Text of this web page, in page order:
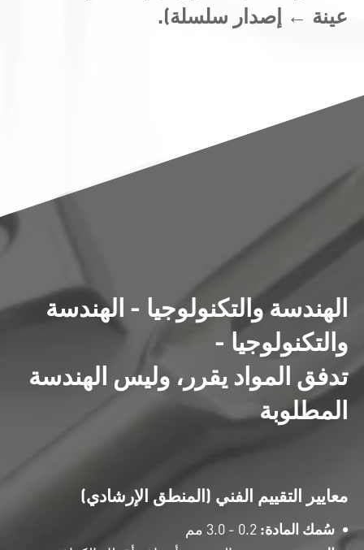
عينة ← إصدار سلسلة).
الهندسة والتكنولوجيا - الهندسة
والتكنولوجيا -
تدفق المواد يقرر، وليس الهندسة
المطلوبة
معايير التقييم الفني (المنطق الإرشادي)
سُمك المادة: 0.2 - 3.0 مم